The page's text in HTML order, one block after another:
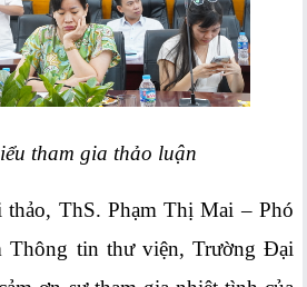
tham gia thảo luận
thảo, ThS. Phạm Thị Mai – Phó
Thông tin thư viện, Trường Đại